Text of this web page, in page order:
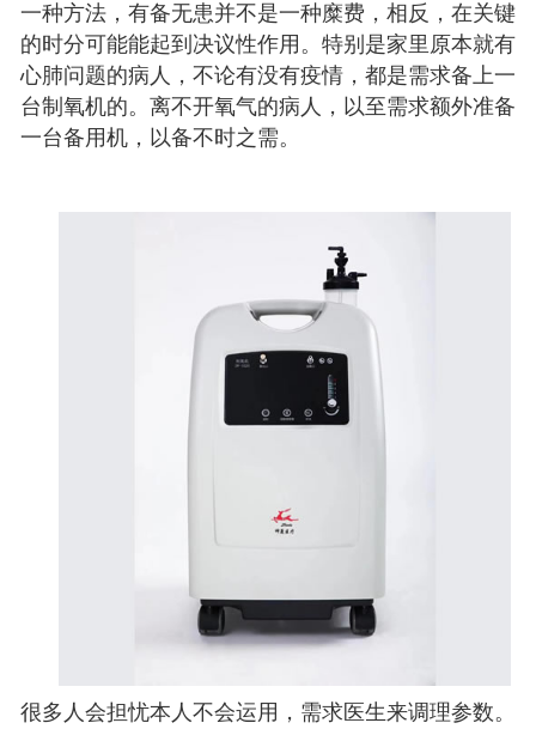
一种方法，有备无患并不是一种糜费，相反，在关键
的时分可能能起到决议性作用。特别是家里原本就有
心肺问题的病人，不论有没有疫情，都是需求备上一
台制氧机的。离不开氧气的病人，以至需求额外准备
一台备用机，以备不时之需。
很多人会担忧本人不会运用，需求医生来调理参数。